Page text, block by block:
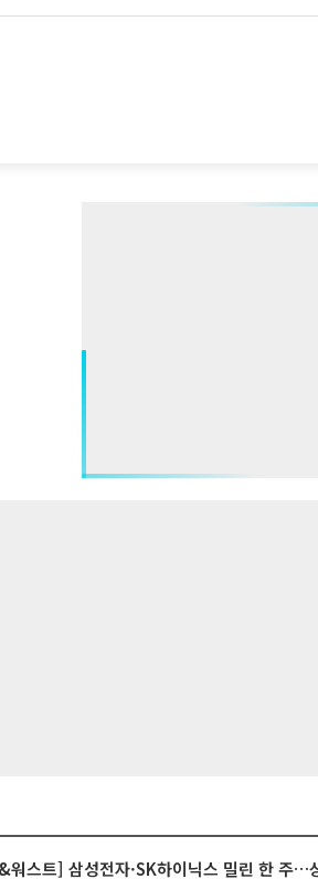
워스트] 삼성전자·SK하이닉스 밀린 한 주